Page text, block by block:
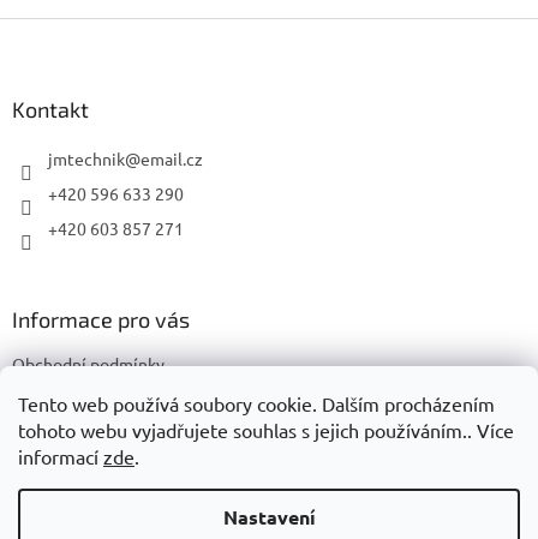
Tento web používá soubory cookie. Dalším procházením
tohoto webu vyjadřujete souhlas s jejich používáním.. Více
informací zde.
Nastavení
Kontakt
jmtechnik@email.cz
+420 596 633 290
+420 603 857 271
Informace pro vás
Obchodní podmínky
Podmínky ochrany osobních údajů